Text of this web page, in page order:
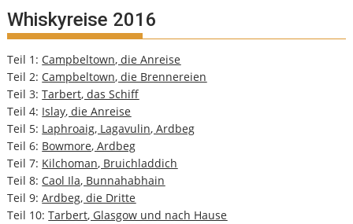
Whiskyreise 2016
Teil 1: Campbeltown, die Anreise
Teil 2: Campbeltown, die Brennereien
Teil 3:Tarbert, das Schiff
Teil 4: Islay, die Anreise
Teil 5: Laphroaig, Lagavulin, Ardbeg
Teil 6: Bowmore, Ardbeg
Teil 7: Kilchoman, Bruichladdich
Teil 8: Caol Ila, Bunnahabhain
Teil 9:Ardbeg, die Dritte
Teil 10:Tarbert, Glasgow und nach Hause